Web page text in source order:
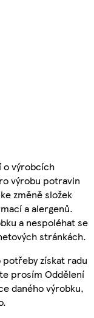
o výrobcích
výrobu potravin
změně složek
a alergenů.
a nespoléhat se
stránkách.
potřeby získat radu
prosím Oddělení
daného výrobku,